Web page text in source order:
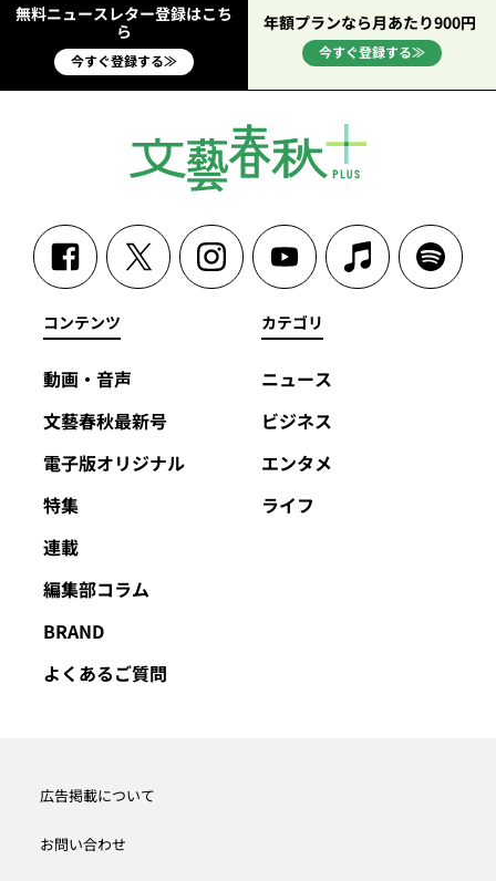
無料ニュースレター登録はこち
ら
今すぐ登録する≫
年額プランなら月あたり900円
今すぐ登録する≫
コンテンツ
動画・音声
文藝春秋最新号
電子版オリジナル
特集
連載
編集部コラム
BRAND
よくあるご質問
カテゴリ
ニュース
ビジネス
エンタメ
ライフ
広告掲載について
お問い合わせ